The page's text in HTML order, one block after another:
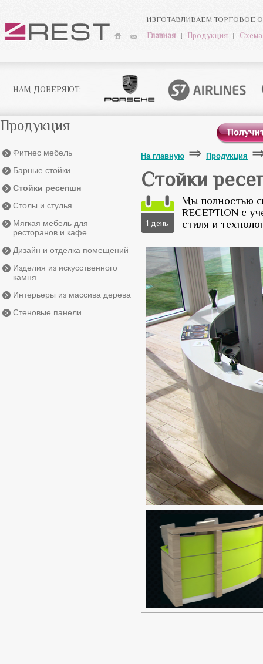
ИЗГОТАВЛИВАЕМ ТОРГОВОЕ
Главная Продукция
НАМ ДОВЕРЯЮТ:
Продукция
Фитнес мебель
Барные стойки
Стойки ресепшн
Столы и стулья
Мягкая мебель для
ресторанов и кафе
Дизайн и отделка помещений
Изделия из искусственного
камня
Интерьеры из массива дерева
Стеновые панели
На главную Продукция
Стойки
Мы полностью
RECEPTION с
стиля и